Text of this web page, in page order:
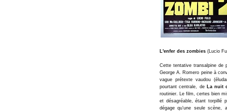
L'enfer des zombies (Lucio
Cette tentative transalpine de
George A. Romero peine à
vague prétexte vaudou
pourtant centrale, de
La nuit
routinier. Le film, certes bien
et désagréable, étant torpillé
dégage qu'une seule scène,